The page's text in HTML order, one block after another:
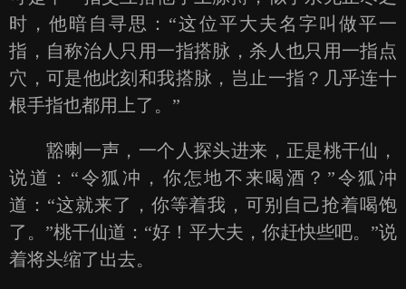
时，他暗自寻思：“这位平大夫名字叫做平一
指，自称治人只用一指搭脉，杀人也只用一指点
穴，可是他此刻和我搭脉，岂止一指？几乎连十
根手指也都用上了。”
豁喇一声，一个人探头进来，正是桃干仙，
说道：“令狐冲，你怎地不来喝酒？”令狐冲
道：“这就来了，你等着我，可别自己抢着喝饱
了。”桃干仙道：“好！平大夫，你赶快些吧。”说
着将头缩了出去。